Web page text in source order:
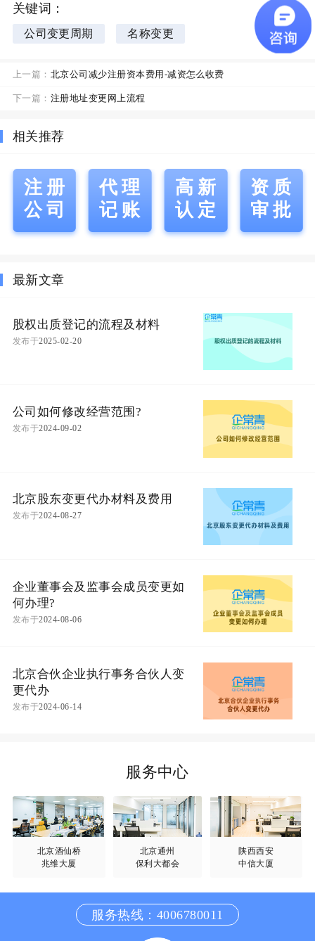
关键词：
公司变更周期 名称变更
上一篇： 北京公司减少注册资本费用-减资怎么收费
下一篇： 注册地址变更网上流程
相关推荐
注册
公司
代理
记账
高新
认定
资质
审批
最新文章
股权出质登记的流程及材料
发布于2025-02-20
公司如何修改经营范围?
发布于2024-09-02
北京股东变更代办材料及费用
发布于2024-08-27
企业董事会及监事会成员变更如
何办理?
发布于2024-08-06
北京合伙企业执行事务合伙人变
更代办
发布于2024-06-14
服务中心
北京酒仙桥
兆维大厦
北京通州
保利大都会
陕西西安
中信大厦
服务热线：4006780011